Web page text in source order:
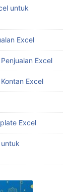
untuk
Excel
Excel
Excel
Excel